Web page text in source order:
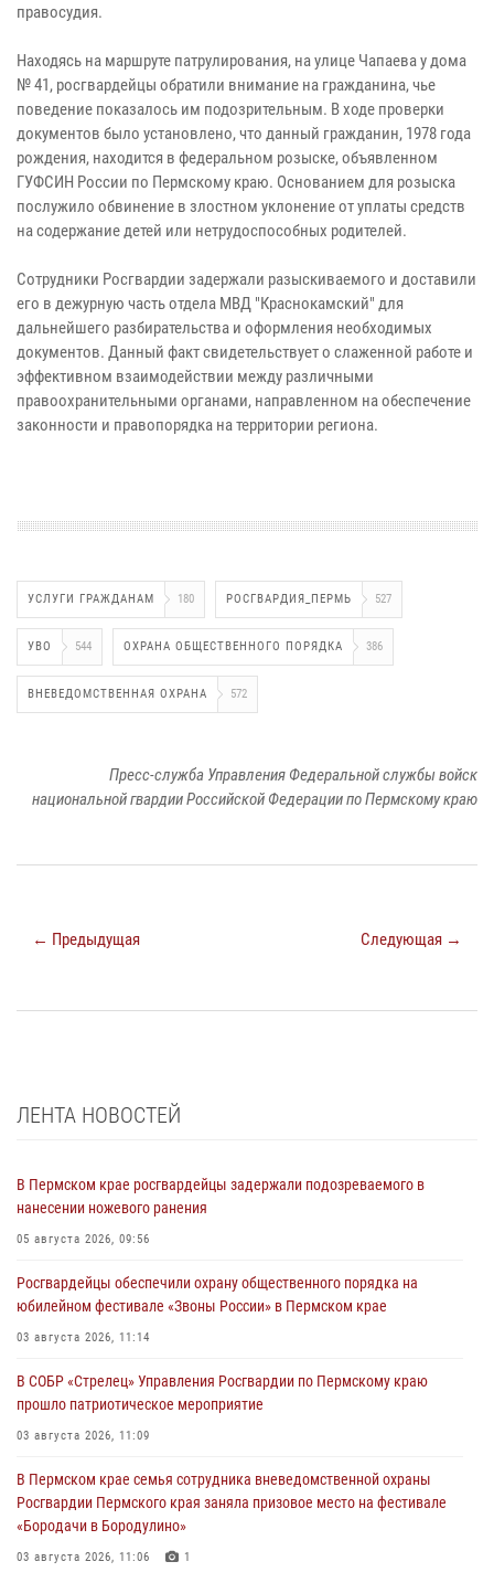
правосудия.
Находясь на маршруте патрулирования, на улице Чапаева у дома
№ 41, росгвардейцы обратили внимание на гражданина, чье
поведение показалось им подозрительным. В ходе проверки
документов было установлено, что данный гражданин, 1978 года
рождения, находится в федеральном розыске, объявленном
ГУФСИН России по Пермскому краю. Основанием для розыска
послужило обвинение в злостном уклонение от уплаты средств
на содержание детей или нетрудоспособных родителей.
Сотрудники Росгвардии задержали разыскиваемого и доставили
его в дежурную часть отдела МВД "Краснокамский" для
дальнейшего разбирательства и оформления необходимых
документов. Данный факт свидетельствует о слаженной работе и
эффективном взаимодействии между различными
правоохранительными органами, направленном на обеспечение
законности и правопорядка на территории региона.
УСЛУГИ ГРАЖДАНАМ 180 РОСГВАРДИЯ_ПЕРМЬ 527
УВО 544 ОХРАНА ОБЩЕСТВЕННОГО ПОРЯДКА 386
ВНЕВЕДОМСТВЕННАЯ ОХРАНА 572
Пресс-служба Управления Федеральной службы войск
национальной гвардии Российской Федерации по Пермскому краю
← Предыдущая Следующая →
ЛЕНТА НОВОСТЕЙ
В Пермском крае росгвардейцы задержали подозреваемого в
нанесении ножевого ранения
05 августа 2026, 09:56
Росгвардейцы обеспечили охрану общественного порядка на
юбилейном фестивале «Звоны России» в Пермском крае
03 августа 2026, 11:14
В СОБР «Стрелец» Управления Росгвардии по Пермскому краю
прошло патриотическое мероприятие
03 августа 2026, 11:09
В Пермском крае семья сотрудника вневедомственной охраны
Росгвардии Пермского края заняла призовое место на фестивале
«Бородачи в Бородулино»
03 августа 2026, 11:06 1